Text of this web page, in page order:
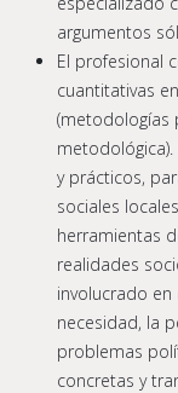
argumentos
El profesional
cuantitativas
(metodologías
y prácticos,
sociales
herramientas
realidades
involucrado
necesidad, la
problemas
concretas y